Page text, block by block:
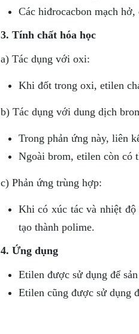
Các hiđrocacbon mạch
3. Tính chất hóa học
a) Tác dụng với oxi:
Khi đốt trong oxi, etilen
b) Tác dụng với dung dịch
Trong phản ứng này, liên
Ngoài brom, etilen còn có
c) Phản ứng trùng hợp:
Khi có xúc tác và nhiệt
tạo thành polime.
4. Ứng dụng
Etilen được sử dụng để
Etilen cũng được sử dụng